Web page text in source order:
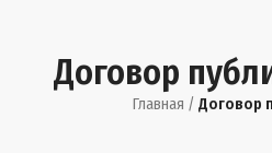
Договор
Главная / Договор